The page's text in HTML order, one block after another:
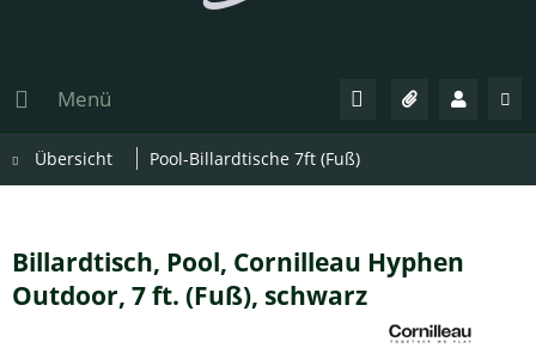
Menü
Übersicht Pool-Billardtische 7ft (Fuß)
Billardtisch, Pool, Cornilleau Hyphen
Outdoor, 7 ft. (Fuß), schwarz